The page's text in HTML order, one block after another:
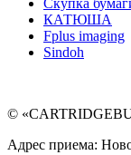
КАТЮША
Fplus imaging
Sindoh
©
Адрес приема: